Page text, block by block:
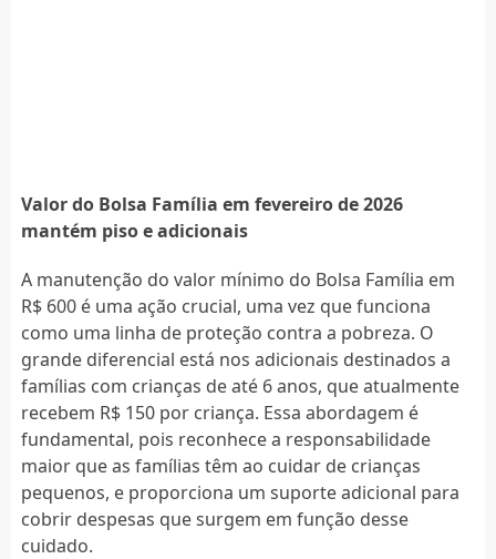
Valor do Bolsa Família em fevereiro de 2026
mantém piso e adicionais
A manutenção do valor mínimo do Bolsa Família em
R$ 600 é uma ação crucial, uma vez que funciona
como uma linha de proteção contra a pobreza. O
grande diferencial está nos adicionais destinados a
famílias com crianças de até 6 anos, que atualmente
recebem R$ 150 por criança. Essa abordagem é
fundamental, pois reconhece a responsabilidade
maior que as famílias têm ao cuidar de crianças
pequenos, e proporciona um suporte adicional para
cobrir despesas que surgem em função desse
cuidado.